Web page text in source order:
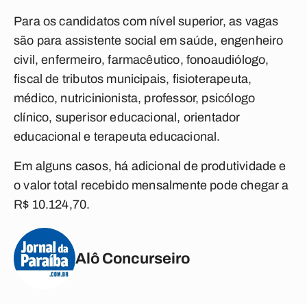
Para os candidatos com nível superior, as vagas
são para assistente social em saúde, engenheiro
civil, enfermeiro, farmacêutico, fonoaudiólogo,
fiscal de tributos municipais, fisioterapeuta,
médico, nutricinionista, professor, psicólogo
clínico, superisor educacional, orientador
educacional e terapeuta educacional.
Em alguns casos, há adicional de produtividade e
o valor total recebido mensalmente pode chegar a
R$ 10.124,70.
Alô Concurseiro